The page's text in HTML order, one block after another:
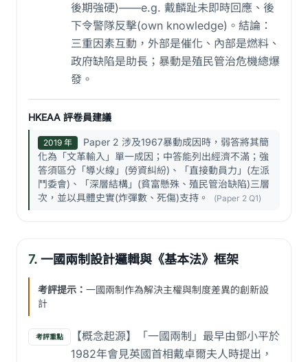
後期強硬)——e.g. 戴麟趾未即時回應、後
下令警隊反擊(own knowledge)。結論：
三重因素互動，外部是催化、內部是燃料、
政府缺陷是助長；暴動是殖民管治危機總爆
發。
HKEAA 評卷員建議
2019 年
Paper 2 涉及1967暴動成因時，弱答將其簡
化為「文革輸入」單一成因；中答能列出經濟不滿；強
答須區分「導火線」(勞資糾紛)、「直接動員力」(左派
鬥委會)、「深層結構」(貧富懸殊、殖民管治缺陷)三層
次，並以具體史實(炸彈數、死傷)支持。
(Paper 2 Q1)
7. 一國兩制設計邏輯與《基本法》框架
考評提示： 一國兩制作為解決主權與制度差異的創新設
計
考評重點
【概念起源】「一國兩制」最早由鄧小平於
1982年會見英國首相戴卓爾夫人時提出，